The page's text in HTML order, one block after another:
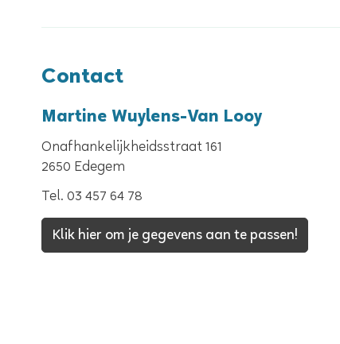
Contact
Martine Wuylens-Van Looy
Onafhankelijkheidsstraat 161
,2650 Edegem
Tel. 03 457 64 78
Klik hier om je gegevens aan te passen!